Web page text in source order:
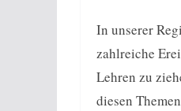
In unserer
zahlreiche
Lehren zu
diesen